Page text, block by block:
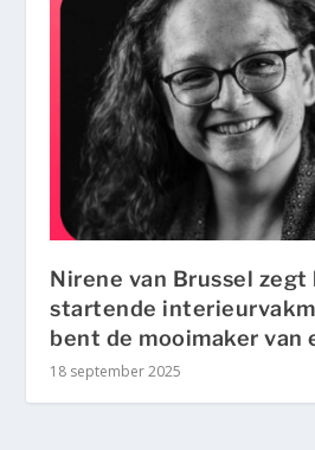
Nirene van Brussel
startende
bent de mooimaker van
18 september 2025